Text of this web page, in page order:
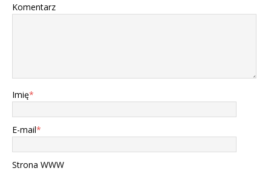
Komentarz
Imię*
E-mail*
Strona WWW